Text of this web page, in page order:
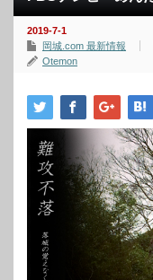
2019-7-1
岡城.com 最新情報
Otemon